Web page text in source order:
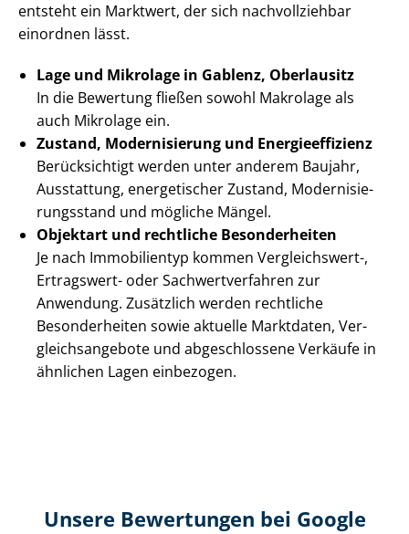
entsteht ein Marktwert, der sich nachvollziehbar
einordnen lässt.
Lage und Mikrolage in Gablenz, Oberlausitz
In die Bewertung fließen sowohl Makrolage als
auch Mikrolage ein.
Zustand, Modernisierung und En­er­gie­ef­fi­zi­enz
Berücksichtigt werden unter anderem Baujahr,
Ausstattung, energetischer Zustand, Mo­der­ni­sie­
rungs­stand und mögliche Mängel.
Objektart und rechtliche Besonderheiten
Je nach Immobilientyp kommen Vergleichswert-,
Ertragswert- oder Sach­wert­ver­fah­ren zur
Anwendung. Zusätzlich werden rechtliche
Besonderheiten sowie aktuelle Marktdaten, Ver­
gleichs­an­ge­bo­te und abgeschlossene Verkäufe in
ähnlichen Lagen einbezogen.
Unsere Bewertungen bei Google